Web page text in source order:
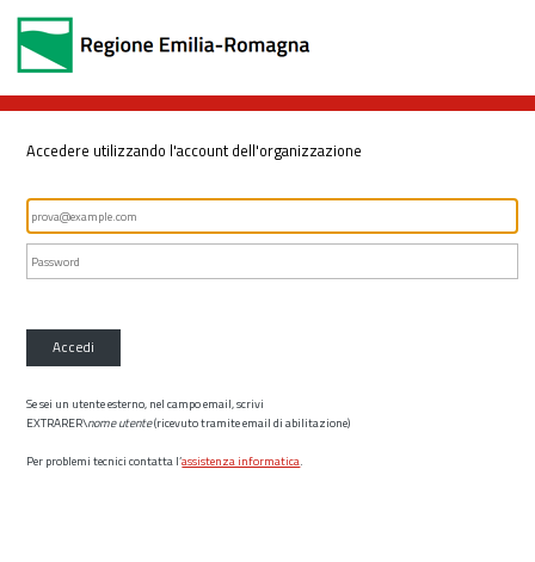
Accedere utilizzando l'account dell'organizzazione
Accedi
Se sei un utente esterno, nel campo email, scrivi
EXTRARER\nome utente(ricevuto tramite email di abilitazione)
Per problemi tecnici contatta l’assistenza informatica.